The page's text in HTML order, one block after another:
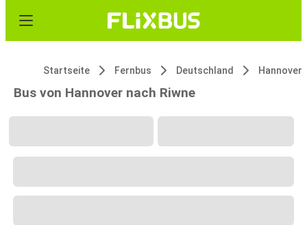
Startseite Fernbus Deutschland Hannover
Bus von Hannover nach Riwne